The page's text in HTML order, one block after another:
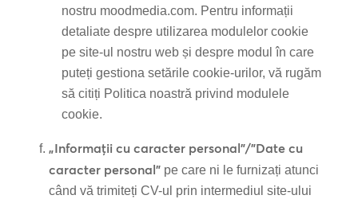
nostru moodmedia.com. Pentru informații
detaliate despre utilizarea modulelor cookie
pe site-ul nostru web și despre modul în care
puteți gestiona setările cookie-urilor, vă rugăm
să citiți Politica noastră privind modulele
cookie.
„Informații cu caracter personal”/”Date cu
caracter personal”pe care ni le furnizați atunci
când vă trimiteți CV-ul prin intermediul site-ului